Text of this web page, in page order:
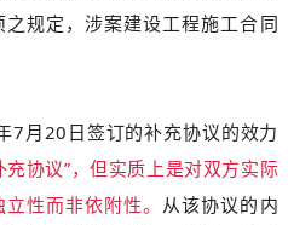
之规定 ，涉案建设工程施工合同
7月20日签订的补充协议的效力
协议”，但实质上是对双方实际
性而非依附性。 从该协议的内